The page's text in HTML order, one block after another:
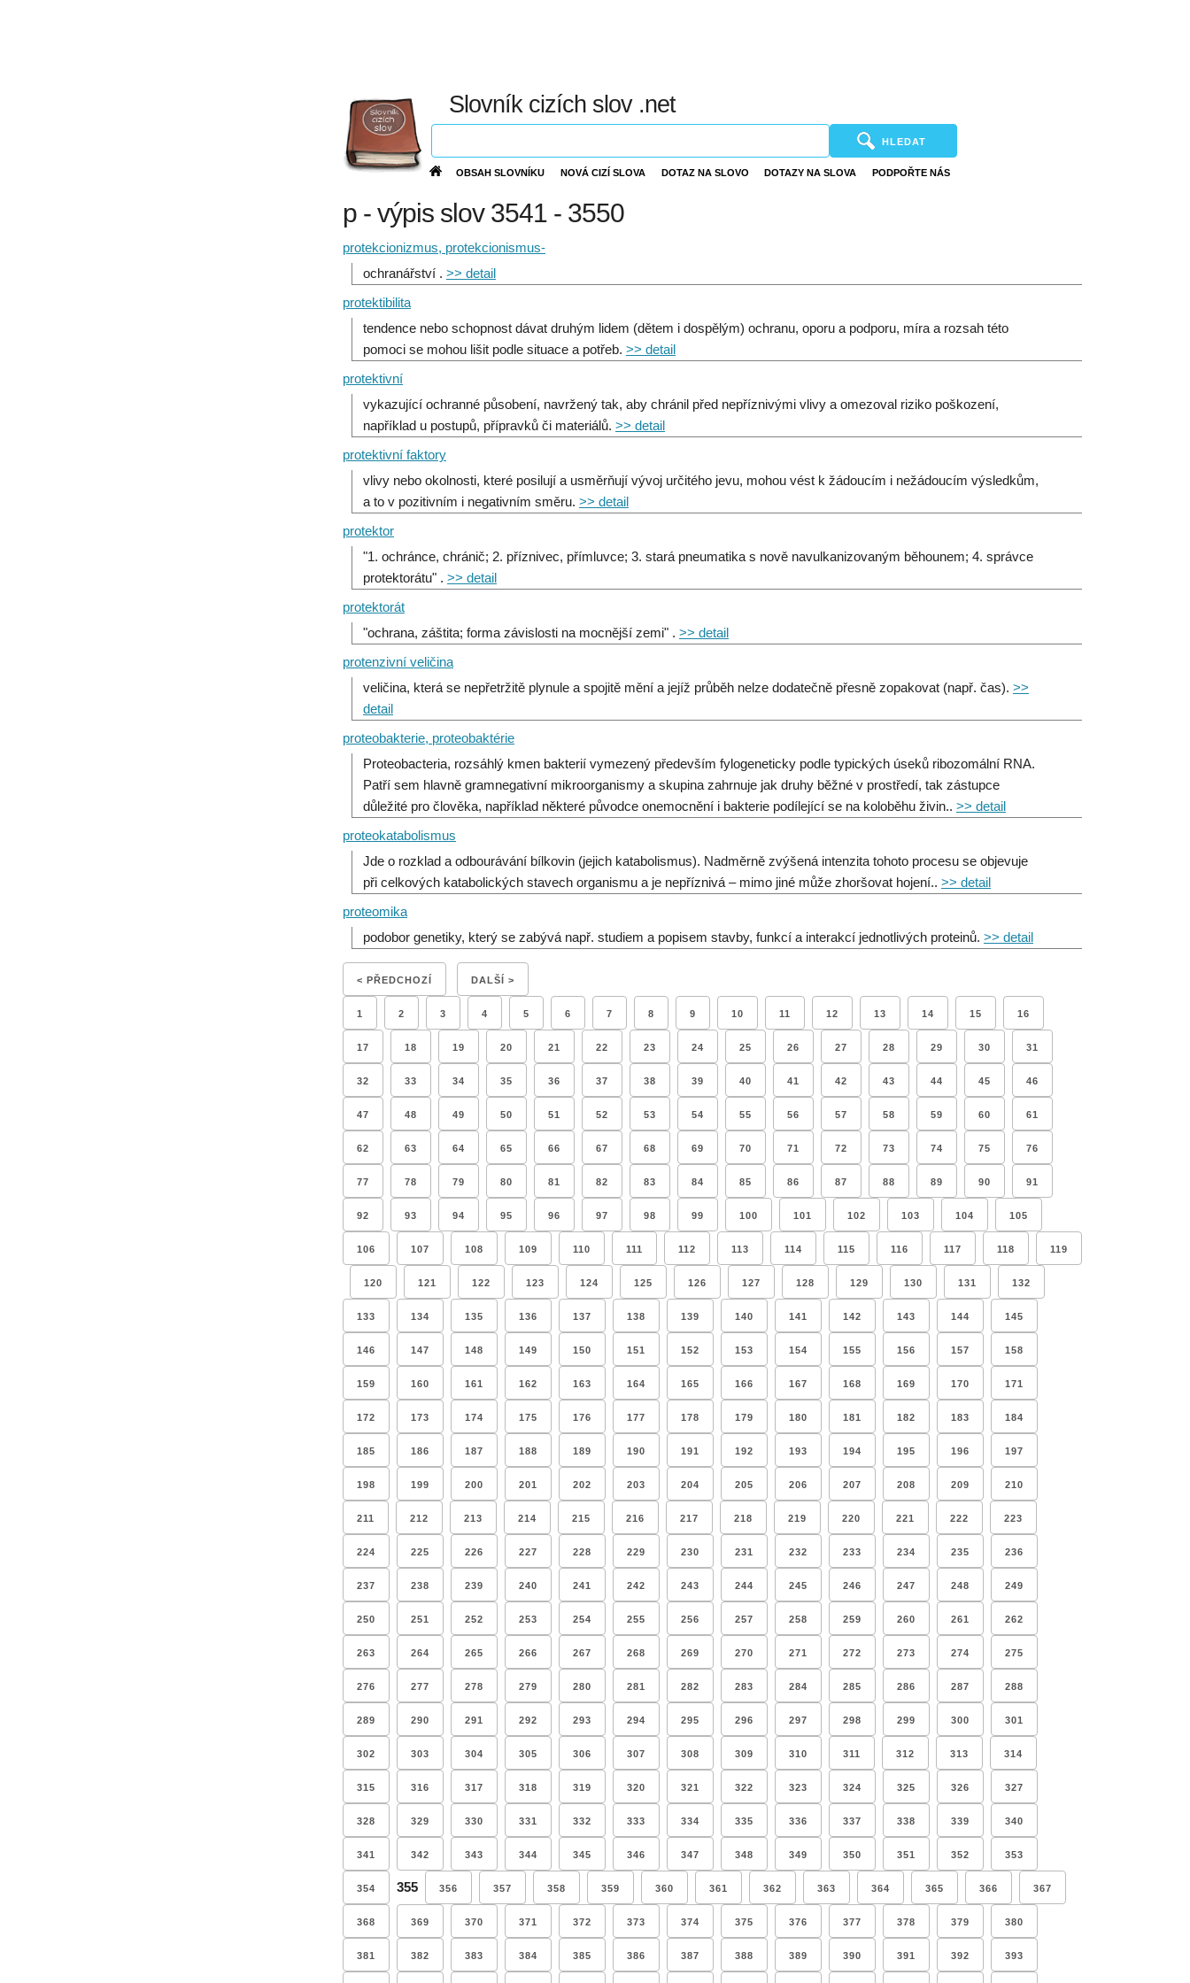
Slovník cizích slov .net
HLEDAT
OBSAH SLOVNÍKU NOVÁ CIZÍ SLOVA DOTAZ NA SLOVO DOTAZY NA SLOVA PODPOŘTE NÁS
p - výpis slov 3541 - 3550
protekcionizmus, protekcionismus-
ochranářství . >> detail
protektibilita
tendence nebo schopnost dávat druhým lidem (dětem i dospělým) ochranu, oporu a podporu, míra a rozsah této
pomoci se mohou lišit podle situace a potřeb. >> detail
protektivní
vykazující ochranné působení, navržený tak, aby chránil před nepříznivými vlivy a omezoval riziko poškození,
například u postupů, přípravků či materiálů. >> detail
protektivní faktory
vlivy nebo okolnosti, které posilují a usměrňují vývoj určitého jevu, mohou vést k žádoucím i nežádoucím výsledkům,
a to v pozitivním i negativním směru. >> detail
protektor
"1. ochránce, chránič; 2. příznivec, přímluvce; 3. stará pneumatika s nově navulkanizovaným běhounem; 4. správce
protektorátu" . >> detail
protektorát
"ochrana, záštita; forma závislosti na mocnější zemi" . >> detail
protenzivní veličina
veličina, která se nepřetržitě plynule a spojitě mění a jejíž průběh nelze dodatečně přesně zopakovat (např. čas). >>
detail
proteobakterie, proteobaktérie
Proteobacteria, rozsáhlý kmen bakterií vymezený především fylogeneticky podle typických úseků ribozomální RNA.
Patří sem hlavně gramnegativní mikroorganismy a skupina zahrnuje jak druhy běžné v prostředí, tak zástupce
důležité pro člověka, například některé původce onemocnění i bakterie podílející se na koloběhu živin.. >> detail
proteokatabolismus
Jde o rozklad a odbourávání bílkovin (jejich katabolismus). Nadměrně zvýšená intenzita tohoto procesu se objevuje
při celkových katabolických stavech organismu a je nepříznivá – mimo jiné může zhoršovat hojení.. >> detail
proteomika
podobor genetiky, který se zabývá např. studiem a popisem stavby, funkcí a interakcí jednotlivých proteinů. >> detail
< PŘEDCHOZÍ DALŠÍ >
1 2 3 4 5 6 7 8 9 10 11 12 13 14 15 16
17 18 19 20 21 22 23 24 25 26 27 28 29 30 31
32 33 34 35 36 37 38 39 40 41 42 43 44 45 46
47 48 49 50 51 52 53 54 55 56 57 58 59 60 61
62 63 64 65 66 67 68 69 70 71 72 73 74 75 76
77 78 79 80 81 82 83 84 85 86 87 88 89 90 91
92 93 94 95 96 97 98 99 100 101 102 103 104 105
106 107 108 109 110 111 112 113 114 115 116 117 118 119
120 121 122 123 124 125 126 127 128 129 130 131 132
133 134 135 136 137 138 139 140 141 142 143 144 145
146 147 148 149 150 151 152 153 154 155 156 157 158
159 160 161 162 163 164 165 166 167 168 169 170 171
172 173 174 175 176 177 178 179 180 181 182 183 184
185 186 187 188 189 190 191 192 193 194 195 196 197
198 199 200 201 202 203 204 205 206 207 208 209 210
211 212 213 214 215 216 217 218 219 220 221 222 223
224 225 226 227 228 229 230 231 232 233 234 235 236
237 238 239 240 241 242 243 244 245 246 247 248 249
250 251 252 253 254 255 256 257 258 259 260 261 262
263 264 265 266 267 268 269 270 271 272 273 274 275
276 277 278 279 280 281 282 283 284 285 286 287 288
289 290 291 292 293 294 295 296 297 298 299 300 301
302 303 304 305 306 307 308 309 310 311 312 313 314
315 316 317 318 319 320 321 322 323 324 325 326 327
328 329 330 331 332 333 334 335 336 337 338 339 340
341 342 343 344 345 346 347 348 349 350 351 352 353
354 355 356 357 358 359 360 361 362 363 364 365 366 367
368 369 370 371 372 373 374 375 376 377 378 379 380
381 382 383 384 385 386 387 388 389 390 391 392 393